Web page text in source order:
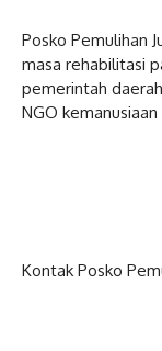
Posko Pemulihan
masa rehabilitasi
pemerintah
NGO
Kontak Posko